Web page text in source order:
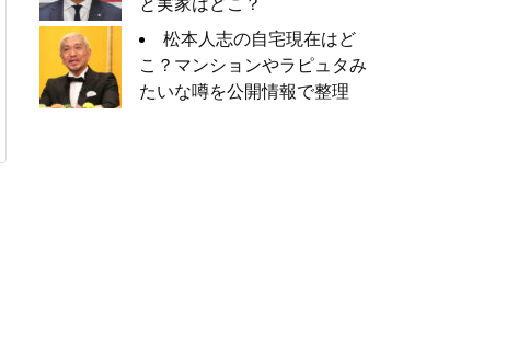
と実家はどこ？
松本人志の自宅現在はど
こ？マンションやラピュタみ
たいな噂を公開情報で整理